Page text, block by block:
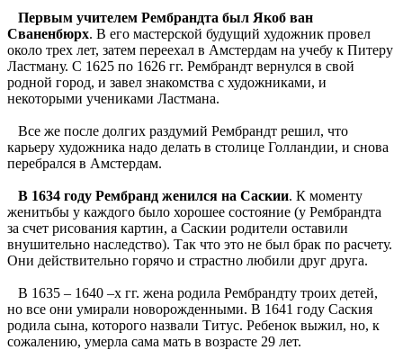
Первым учителем Рембрандта был Якоб ван
Сваненбюрх. В его мастерской будущий художник провел
около трех лет, затем переехал в Амстердам на учебу к Питеру
Ластману. С 1625 по 1626 гг. Рембрандт вернулся в свой
родной город, и завел знакомства с художниками, и
некоторыми учениками Ластмана.
Все же после долгих раздумий Рембрандт решил, что
карьеру художника надо делать в столице Голландии, и снова
перебрался в Амстердам.
В 1634 году Рембранд женился на Саскии. К моменту
женитьбы у каждого было хорошее состояние (у Рембрандта
за счет рисования картин, а Саскии родители оставили
внушительно наследство). Так что это не был брак по расчету.
Они действительно горячо и страстно любили друг друга.
В 1635 – 1640 –х гг. жена родила Рембрандту троих детей,
но все они умирали новорожденными. В 1641 году Саския
родила сына, которого назвали Титус. Ребенок выжил, но, к
сожалению, умерла сама мать в возрасте 29 лет.